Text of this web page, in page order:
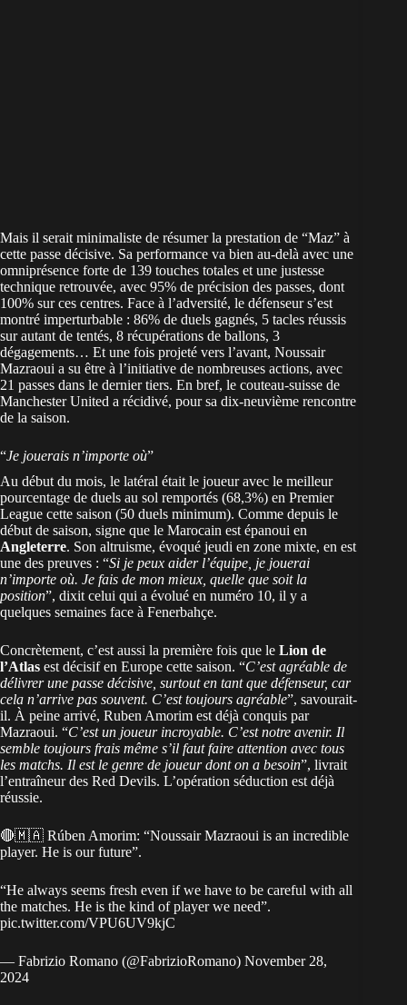
Mais il serait minimaliste de résumer la prestation de “Maz” à
cette passe décisive. Sa performance va bien au-delà avec une
omniprésence forte de 139 touches totales et une justesse
technique retrouvée, avec 95% de précision des passes, dont
100% sur ces centres. Face à l’adversité, le défenseur s’est
montré imperturbable : 86% de duels gagnés, 5 tacles réussis
sur autant de tentés, 8 récupérations de ballons, 3
dégagements… Et une fois projeté vers l’avant, Noussair
Mazraoui a su être à l’initiative de nombreuses actions, avec
21 passes dans le dernier tiers. En bref, le couteau-suisse de
Manchester United a récidivé, pour sa dix-neuvième rencontre
de la saison.
“Je jouerais n’importe où”
Au début du mois, le latéral était le joueur avec le meilleur
pourcentage de duels au sol remportés (68,3%) en Premier
League cette saison (50 duels minimum). Comme depuis le
début de saison, signe que le Marocain est épanoui en
Angleterre. Son altruisme, évoqué jeudi en zone mixte, en est
une des preuves : “Si je peux aider l’équipe, je jouerai
n’importe où. Je fais de mon mieux, quelle que soit la
position”, dixit celui qui a évolué en numéro 10, il y a
quelques semaines face à Fenerbahçe.
Concrètement, c’est aussi la première fois que le Lion de
l’Atlas est décisif en Europe cette saison. “C’est agréable de
délivrer une passe décisive, surtout en tant que défenseur, car
cela n’arrive pas souvent. C’est toujours agréable”, savourait-
il. À peine arrivé, Ruben Amorim est déjà conquis par
Mazraoui. “C’est un joueur incroyable. C’est notre avenir. Il
semble toujours frais même s’il faut faire attention avec tous
les matchs. Il est le genre de joueur dont on a besoin”, livrait
l’entraîneur des Red Devils. L’opération séduction est déjà
réussie.
🔴🇲🇦 Rúben Amorim: “Noussair Mazraoui is an incredible
player. He is our future”.
“He always seems fresh even if we have to be careful with all
the matches. He is the kind of player we need”.
pic.twitter.com/VPU6UV9kjC
— Fabrizio Romano (@FabrizioRomano) November 28,
2024